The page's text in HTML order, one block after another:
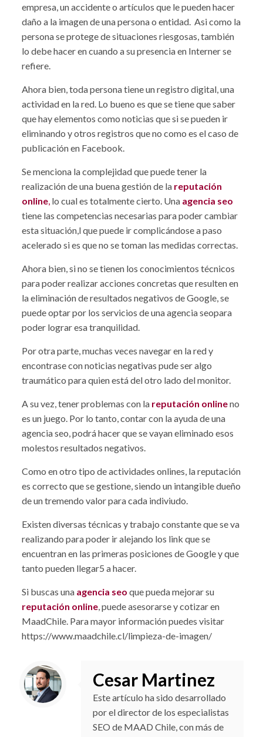
empresa, un accidente o artículos que le pueden hacer
daño a la imagen de una persona o entidad. Asi como la
persona se protege de situaciones riesgosas, también
lo debe hacer en cuando a su presencia en Interner se
refiere.
Ahora bien, toda persona tiene un registro digital, una
actividad en la red. Lo bueno es que se tiene que saber
que hay elementos como noticias que si se pueden ir
eliminando y otros registros que no como es el caso de
publicación en Facebook.
Se menciona la complejidad que puede tener la
realización de una buena gestión de la reputación
online, lo cual es totalmente cierto. Una agencia seo
tiene las competencias necesarias para poder cambiar
esta situación,l que puede ir complicándose a paso
acelerado si es que no se toman las medidas correctas.
Ahora bien, si no se tienen los conocimientos técnicos
para poder realizar acciones concretas que resulten en
la eliminación de resultados negativos de Google, se
puede optar por los servicios de una agencia seopara
poder lograr esa tranquilidad.
Por otra parte, muchas veces navegar en la red y
encontrase con noticias negativas pude ser algo
traumático para quien está del otro lado del monitor.
A su vez, tener problemas con la reputación onlineno
es un juego. Por lo tanto, contar con la ayuda de una
agencia seo, podrá hacer que se vayan eliminado esos
molestos resultados negativos.
Como en otro tipo de actividades onlines, la reputación
es correcto que se gestione, siendo un intangible dueño
de un tremendo valor para cada indiviudo.
Existen diversas técnicas y trabajo constante que se va
realizando para poder ir alejando los link que se
encuentran en las primeras posiciones de Google y que
tanto pueden llegar5 a hacer.
Si buscas una agencia seo que pueda mejorar su
reputación online, puede asesorarse y cotizar en
MaadChile. Para mayor información puedes visitar
https://www.maadchile.cl/limpieza-de-imagen/
Cesar Martinez
Este artículo ha sido desarrollado
por el director de los especialistas
SEO de MAAD Chile, con más de